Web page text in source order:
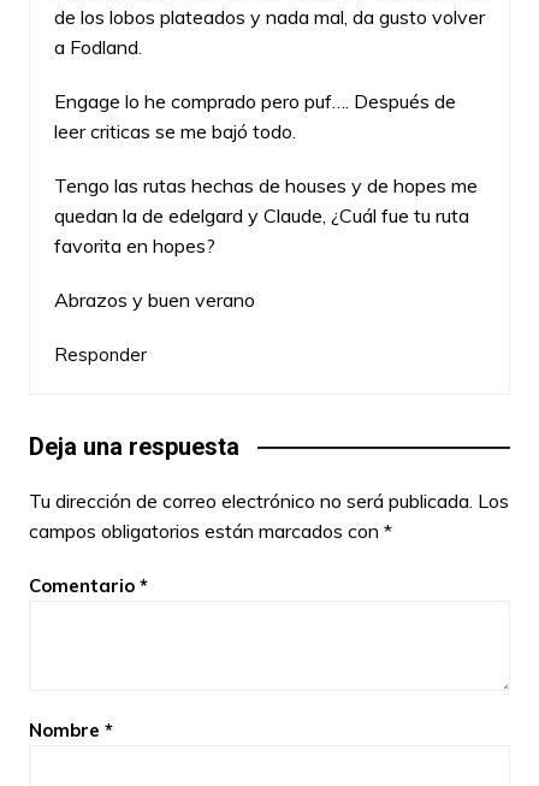
de los lobos plateados y nada mal, da gusto volver
a Fodland.
Engage lo he comprado pero puf…. Después de
leer criticas se me bajó todo.
Tengo las rutas hechas de houses y de hopes me
quedan la de edelgard y Claude, ¿Cuál fue tu ruta
favorita en hopes?
Abrazos y buen verano
Responder
Deja una respuesta
Tu dirección de correo electrónico no será publicada. Los
campos obligatorios están marcados con *
Comentario *
Nombre *